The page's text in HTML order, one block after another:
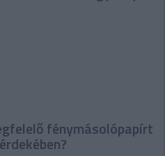
fénymásolópapírt